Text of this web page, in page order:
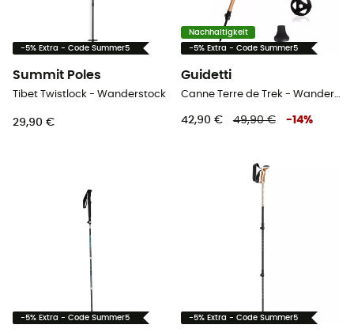
-5% Extra - Code Summer5
Summit Poles
Tibet Twistlock - Wanderstock
29,90 €
Nachhaltigkeit
-5% Extra - Code Summer5
Guidetti
Canne Terre de Trek - Wanderstock
42,90 € 49,90 € -14%
-5% Extra - Code Summer5 -5% Extra - Code Summer5